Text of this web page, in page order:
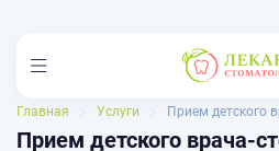
Главная Услуги Прием детского
Прием детского врача-